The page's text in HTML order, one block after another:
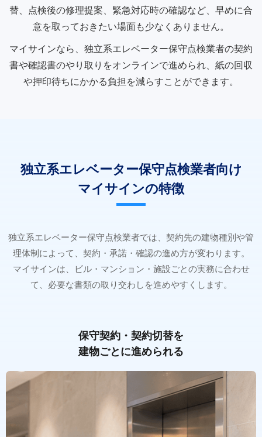
替、点検後の修理提案、緊急対応時の確認など、早めに合
意を取っておきたい場面も少なくありません。
マイサインなら、独立系エレベーター保守点検業者の契約
書や確認書のやり取りをオンラインで進められ、紙の回収
や押印待ちにかかる負担を減らすことができます。
独立系エレベーター保守点検業者向け
マイサインの特徴
独立系エレベーター保守点検業者では、契約先の建物種別や管
理体制によって、契約・承諾・確認の進め方が変わります。
マイサインは、ビル・マンション・施設ごとの実務に合わせ
て、必要な書類の取り交わしを進めやすくします。
保守契約・契約切替を
建物ごとに進められる